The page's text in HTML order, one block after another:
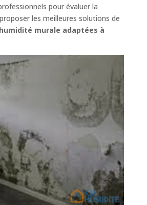
pour évaluer la
les meilleures solutions de
murale adaptées à